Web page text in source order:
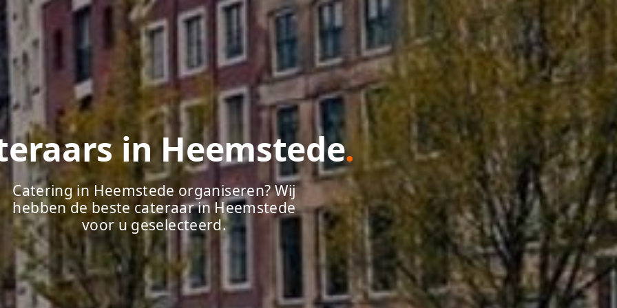
in Heemstede.
Catering in Heemstede organiseren? Wij
hebben de beste cateraar in Heemstede
voor u geselecteerd.